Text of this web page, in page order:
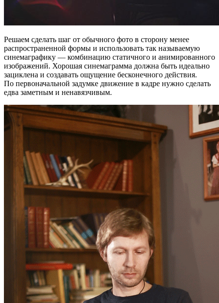
Решаем сделать шаг от обычного фото в сторону менее
распространенной формы и использовать так называемую
синемаграфику — комбинацию статичного и анимированного
изображений. Хорошая синемаграмма должна быть идеально
зациклена и создавать ощущение бесконечного действия.
По первоначальной задумке движение в кадре нужно сделать
едва заметным и ненавязчивым.